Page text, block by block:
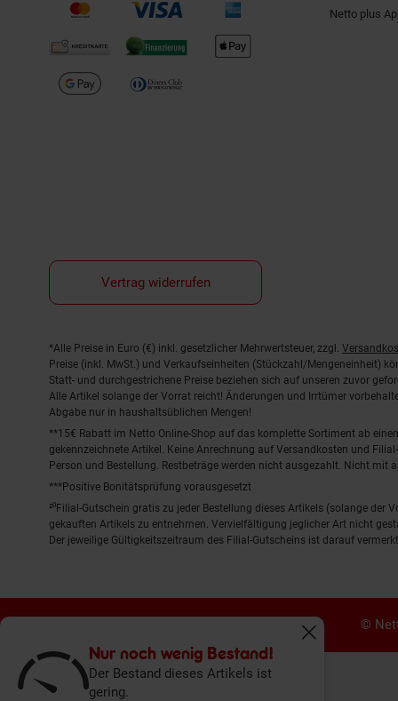
Nur noch wenig Bestand!
Der Bestand dieses Artikels ist
gering.
Fenster
Netto plus
Vertrag widerrufen
Fußnoten
*Alle Preise in Euro (€) inkl. gesetzlicher Mehrwertsteuer, zzgl.
Preise (inkl. MwSt.) und Verkaufseinheiten (Stückzahl/Mengeneinheit)
Statt- und durchgestrichene Preise beziehen sich auf unseren zuvor
Alle Artikel solange der Vorrat reicht! Änderungen und Irrtümer
Abgabe nur in haushaltsüblichen Mengen!
**15€ Rabatt im Netto Online-Shop auf das komplette Sortiment ab
gekennzeichnete Artikel. Keine Anrechnung auf Versandkosten und
Person und Bestellung. Restbeträge werden nicht ausgezahlt. Nicht mit
***Positive Bonitätsprüfung vorausgesetzt
²⁰Filial-Gutschein gratis zu jeder Bestellung dieses Artikels (solange
gekauften Artikels zu entnehmen. Vervielfältigung jeglicher Art nicht
Der jeweilige Gültigkeitszeitraum des Filial-Gutscheins ist darauf
©